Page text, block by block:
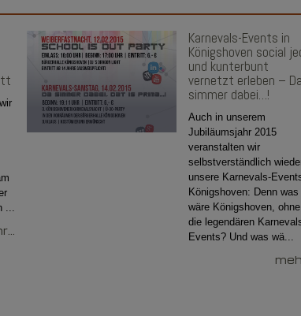
...
Karnevals-Events in
Königshoven social
und kunterbunt
vernetzt erleben – Da
simmer dabei…!
Auch in unserem
Jubiläumsjahr 2015
veranstalten wir
selbstverständlich
unsere Karnevals-
Königshoven: Denn was
wäre Königshoven, ohne
die legendären
Events? Und was wä...